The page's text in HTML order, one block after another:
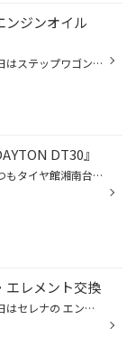
ンジンオイル
皆様、こんにちは！ 本日はステップワゴンの エンジオイル交換作業をご紹介いたします。 エンジンオイル 本日使用したオイルとエレメントがこちら↑ デュアルサポート 0w-WIDE オイル特徴 オイル漏れ抑制 予防オイル エンジンの中にあるゴム類を柔らかくして オイル漏れを予防させる効果があります。...
DT30』
皆さんこんにちは！ いつもタイヤ館湘南台店のHPをご覧いただきありがとうございます。 本日は当店で取り扱っているお買い得タイヤ DAYTON DT30のご紹介です！ DAYTON DT30 デイトンは元々、アメリカのオハイオ州デイトン市で 1905年に創業したタイヤメーカーです。 1961年にファイアストン社に買収...
エレメント交換
皆様、こんにちは！ 本日はセレナの エンジオイル交換作業をご紹介いたします。 エンジンオイル 本日使用したオイルとエレメントがこちら↑ モービル1 0W-20 エコキープ N-8 作業風景 オイルエレメントも交換するため下から抜きます。 オイルドレンのパッキンとオイルエレメントを交換したら、 新し...